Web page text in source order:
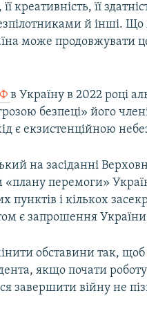
її
й інші.
може продовжувати
в Україну в 2022 році
безпеці» його
є екзистенційною
на засіданні
перемоги»
пунктів і кількох
є запрошення
обставини так, щоб
якщо почати роботу
завершити війну не